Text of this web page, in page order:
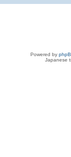
Powered by
Japanese